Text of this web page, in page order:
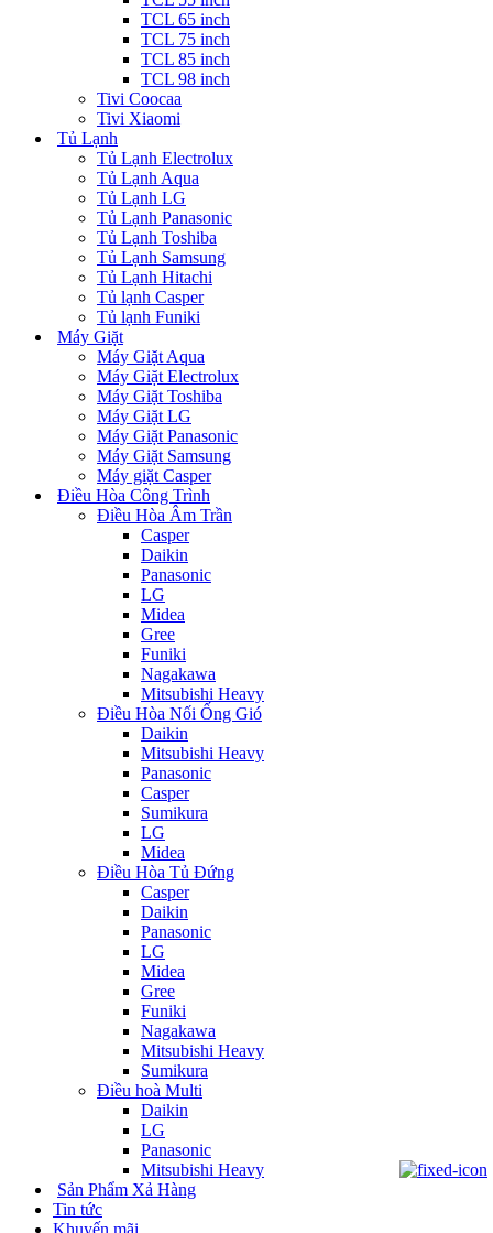
TCL 65 inch
TCL 75 inch
TCL 85 inch
TCL 98 inch
Tivi Coocaa
Tivi Xiaomi
Tủ Lạnh
Tủ Lạnh Electrolux
Tủ Lạnh Aqua
Tủ Lạnh LG
Tủ Lạnh Panasonic
Tủ Lạnh Toshiba
Tủ Lạnh Samsung
Tủ Lạnh Hitachi
Tủ lạnh Casper
Tủ lạnh Funiki
Máy Giặt
Máy Giặt Aqua
Máy Giặt Electrolux
Máy Giặt Toshiba
Máy Giặt LG
Máy Giặt Panasonic
Máy Giặt Samsung
Máy giặt Casper
Điều Hòa Công Trình
Điều Hòa Âm Trần
Casper
Daikin
Panasonic
LG
Midea
Gree
Funiki
Nagakawa
Mitsubishi Heavy
Điều Hòa Nối Ống Gió
Daikin
Mitsubishi Heavy
Panasonic
Casper
Sumikura
LG
Midea
Điều Hòa Tủ Đứng
Casper
Daikin
Panasonic
LG
Midea
Gree
Funiki
Nagakawa
Mitsubishi Heavy
Sumikura
Điều hoà Multi
Daikin
LG
Panasonic
Mitsubishi Heavy
Sản Phẩm Xả Hàng
Tin tức
Khuyến mãi